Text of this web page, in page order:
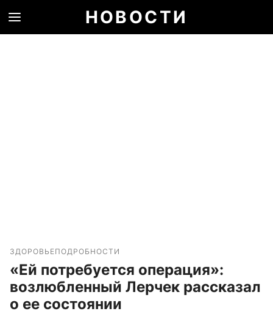
НОВОСТИ
ЗДОРОВЬЕПОДРОБНОСТИ
«Ей потребуется операция»:
возлюбленный Лерчек рассказал
о ее состоянии